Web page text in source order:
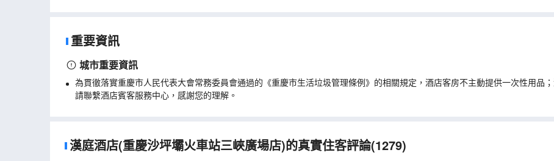
重要資訊
城市重要資訊
為貫徹落實重慶市人民代表大會常務委員會通過的《重慶市生活垃圾管理條例》的相關規定，酒店客房不主動提供一次性用品
請聯繫酒店賓客服務中心，感謝您的理解。
漢庭酒店(重慶沙坪壩火車站三峽廣場店)的真實住客評論(1279)